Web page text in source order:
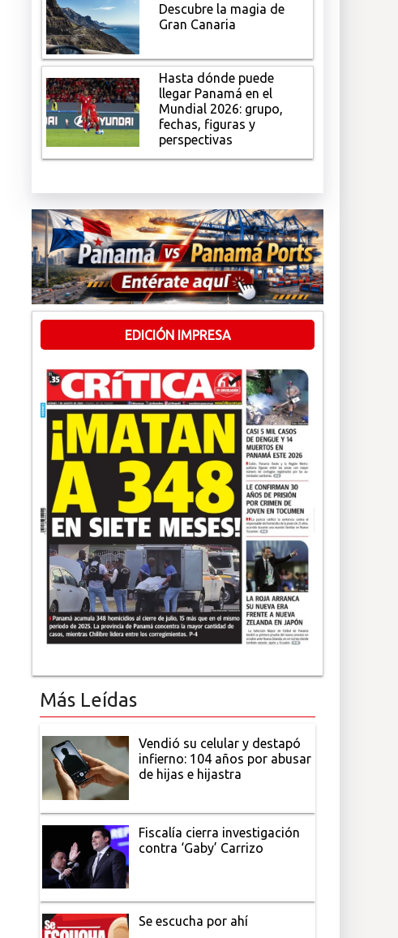
Descubre la magia de
Gran Canaria
Hasta dónde puede
llegar Panamá en el
Mundial 2026: grupo,
fechas, figuras y
perspectivas
EDICIÓN IMPRESA
Más Leídas
Vendió su celular y destapó
infierno: 104 años por abusar
de hijas e hijastra
Fiscalía cierra investigación
contra ‘Gaby’ Carrizo
Se escucha por ahí